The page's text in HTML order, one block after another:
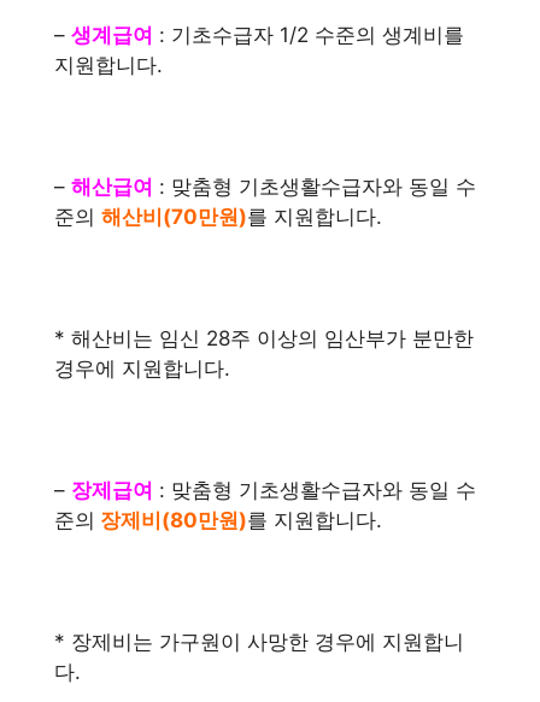
– 생계급여 : 기초수급자 1/2 수준의 생계비를
지원합니다.
– 해산급여 : 맞춤형 기초생활수급자와 동일 수
준의 해산비(70만원)를 지원합니다.
* 해산비는 임신 28주 이상의 임산부가 분만한
경우에 지원합니다.
– 장제급여 : 맞춤형 기초생활수급자와 동일 수
준의 장제비(80만원)를 지원합니다.
* 장제비는 가구원이 사망한 경우에 지원합니
다.